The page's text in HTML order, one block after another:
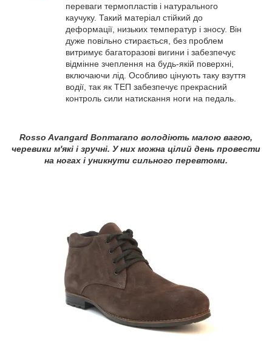
переваги термопластів і натурального
каучуку. Такий матеріал стійкий до
деформації, низьких температур і зносу. Він
дуже повільно стирається, без проблем
витримує багаторазові вигини і забезпечує
відмінне зчеплення на будь-якій поверхні,
включаючи лід. Особливо цінують таку взуття
водії, так як ТЕП забезпечує прекрасний
контроль сили натискання ноги на педаль.
Rosso Avangard Bonmarano володіють малою вагою,
черевики м'які і зручні. У них можна цілий день провести
на ногах і уникнути сильного перевтоми.